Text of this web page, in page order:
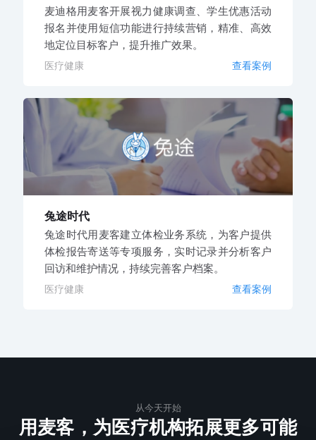
麦迪格用麦客开展视力健康调查、学生优惠活动
报名并使用短信功能进行持续营销，精准、高效
地定位目标客户，提升推广效果。
医疗健康 查看案例
兔途时代
兔途时代用麦客建立体检业务系统，为客户提供
体检报告寄送等专项服务，实时记录并分析客户
回访和维护情况，持续完善客户档案。
医疗健康 查看案例
从今天开始
用麦客，为医疗机构拓展更多可能